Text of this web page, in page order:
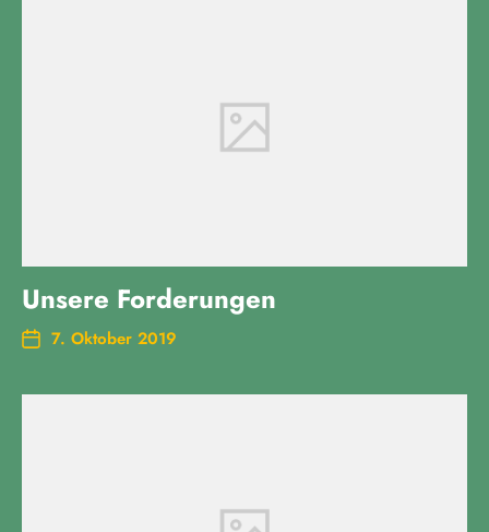
Unsere Forderungen
7. Oktober 2019